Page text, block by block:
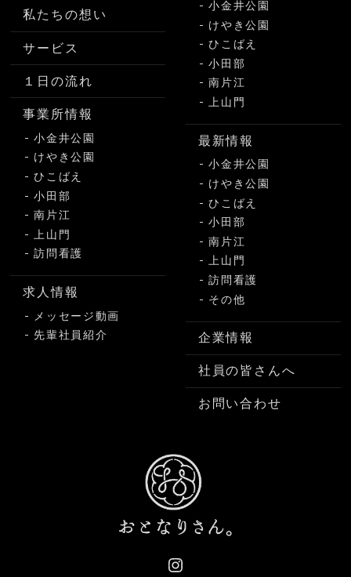
私たちの想い
サービス
１日の流れ
事業所情報
小金井公園
けやき公園
ひこばえ
小田部
南片江
上山門
訪問看護
求人情報
メッセージ動画
先輩社員紹介
小金井公園
けやき公園
ひこばえ
小田部
南片江
上山門
最新情報
小金井公園
けやき公園
ひこばえ
小田部
南片江
上山門
訪問看護
その他
企業情報
社員の皆さんへ
お問い合わせ